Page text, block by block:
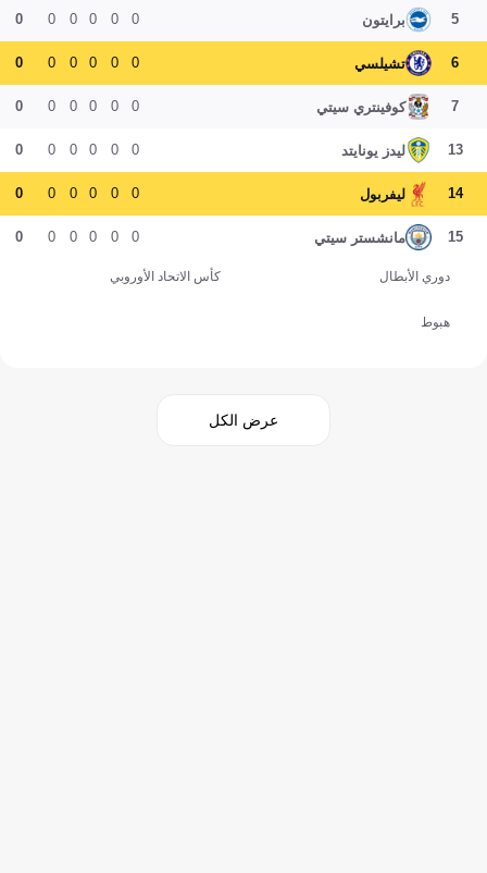
5 برايتون 0
0
0
0
0
0
6 تشيلسي 0
0
0
0
0
0
7 كوفينتري سيتي 0
0
0
0
0
0
13 ليدز يونايتد 0
0
0
0
0
0
14 ليفربول 0
0
0
0
0
0
15 مانشستر سيتي 0
0
0
0
0
0
دوري الأبطال كأس الاتحاد الأوروبي
هبوط
عرض الكل